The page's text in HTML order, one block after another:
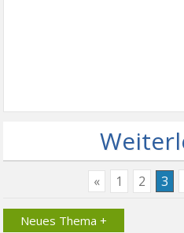
« 1 2 3
Neues Thema +